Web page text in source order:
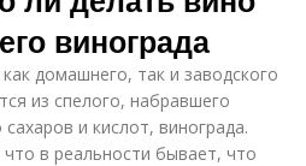
винограда
домашнего, так и заводского
из спелого, набравшего
и кислот, винограда.
в реальности бывает, что